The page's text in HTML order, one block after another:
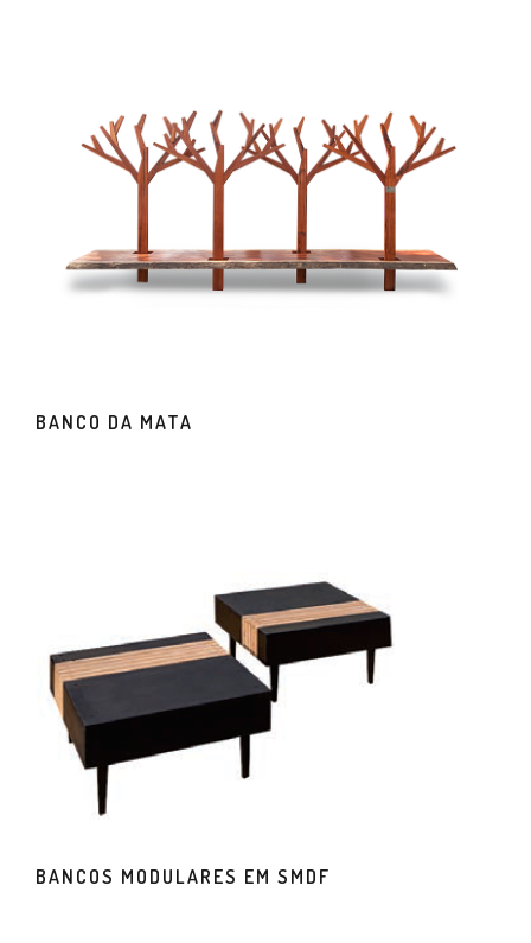
BANCO DA MATA
BANCOS MODULARES EM SMDF